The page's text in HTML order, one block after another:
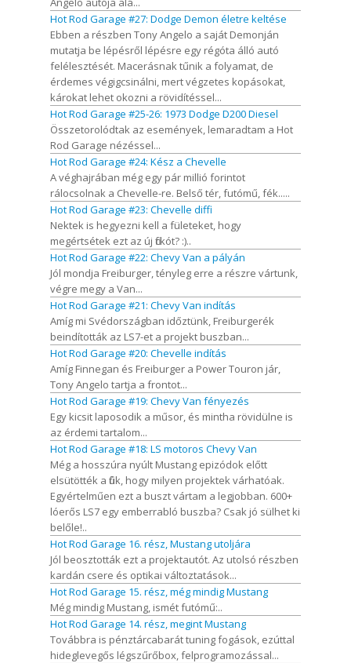
Hot Rod Garage #27: Dodge Demon életre keltése
Ebben a részben Tony Angelo a saját Demonján
mutatja be lépésről lépésre egy régóta álló autó
felélesztését. Macerásnak tűnik a folyamat, de
érdemes végigcsinálni, mert végzetes kopásokat,
károkat lehet okozni a rövidítéssel...
Hot Rod Garage #25-26: 1973 Dodge D200 Diesel
Összetorolódtak az események, lemaradtam a Hot
Rod Garage nézéssel...
Hot Rod Garage #24: Kész a Chevelle
A véghajrában még egy pár millió forintot
rálocsolnak a Chevelle-re. Belső tér, futómű, fék.....
Hot Rod Garage #23: Chevelle diffi
Nektek is hegyezni kell a fületeket, hogy
megértsétek ezt az új fickót? :)..
Hot Rod Garage #22: Chevy Van a pályán
Jól mondja Freiburger, tényleg erre a részre vártunk,
végre megy a Van...
Hot Rod Garage #21: Chevy Van indítás
Amíg mi Svédországban időztünk, Freiburgerék
beindították az LS7-et a projekt buszban...
Hot Rod Garage #20: Chevelle indítás
Amíg Finnegan és Freiburger a Power Touron jár,
Tony Angelo tartja a frontot...
Hot Rod Garage #19: Chevy Van fényezés
Egy kicsit laposodik a műsor, és mintha rövidülne is
az érdemi tartalom...
Hot Rod Garage #18: LS motoros Chevy Van
Még a hosszúra nyúlt Mustang epizódok előtt
elsütötték a fiúk, hogy milyen projektek várhatóak.
Egyértelműen ezt a buszt vártam a legjobban. 600+
lóerős LS7 egy emberrabló buszba? Csak jó sülhet ki
belőle!..
Hot Rod Garage 16. rész, Mustang utoljára
Jól beosztották ezt a projektautót. Az utolsó részben
kardán csere és optikai változtatások...
Hot Rod Garage 15. rész, még mindig Mustang
Még mindig Mustang, ismét futómű:..
Hot Rod Garage 14. rész, megint Mustang
Továbbra is pénztárcabarát tuning fogások, ezúttal
hideglevegős légszűrőbox, felprogramozással...